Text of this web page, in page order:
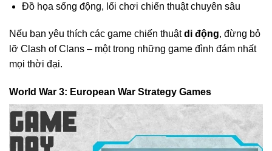
Đồ họa sống động, lối chơi chiến thuật chuyên sâu
Nếu bạn yêu thích các game chiến thuậtdi động, đừng bỏ
lỡ Clash of Clans – một trong những game đình đám nhất
mọi thời đại.
World War 3: European War Strategy Games